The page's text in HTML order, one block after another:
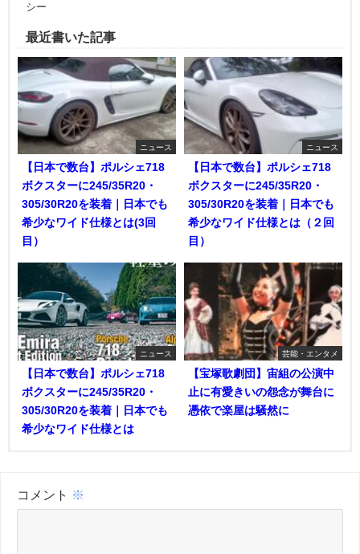
シー
最近書いた記事
ニュース
【日本で数台】ポルシェ718
ボクスターに245/35R20・
305/30R20を装着｜日本でも
希少なワイド仕様とは(3回
目）
ニュース
【日本で数台】ポルシェ718
ボクスターに245/35R20・
305/30R20を装着｜日本でも
希少なワイド仕様とは（２回
目）
ニュース
【日本で数台】ポルシェ718
ボクスターに245/35R20・
305/30R20を装着｜日本でも
希少なワイド仕様とは
芸能・エンタメ
【宝塚歌劇団】宙組の公演中
止に有愛きいの怨念が舞台に
憑依で楽屋は騒然に
コメント ※